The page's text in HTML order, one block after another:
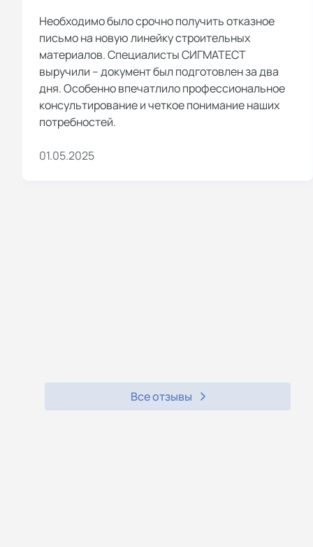
Необходимо было срочно получить отказное
письмо на новую линейку строительных
материалов. Специалисты СИГМАТЕСТ
выручили – документ был подготовлен за два
дня. Особенно впечатлило профессиональное
консультирование и четкое понимание наших
потребностей.
01.05.2025
Все отзывы